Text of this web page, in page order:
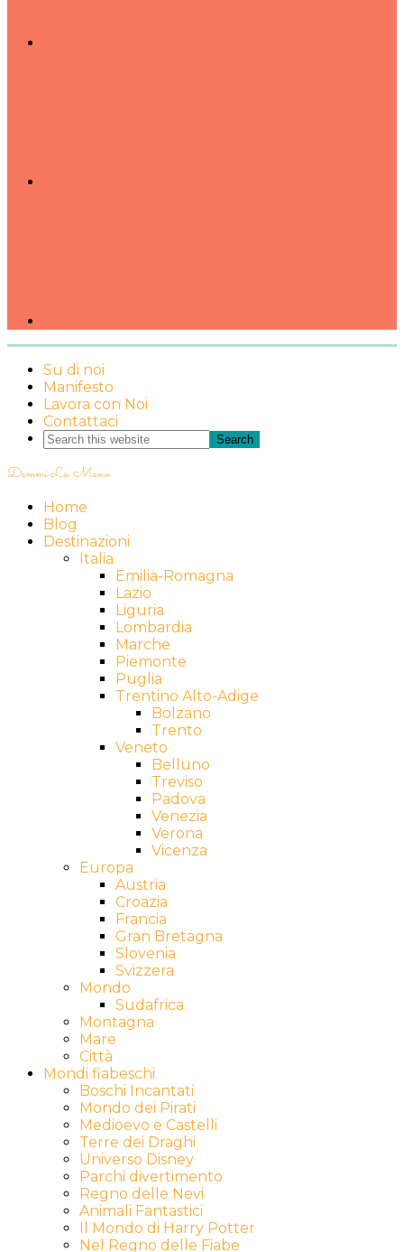
Su di noi
Manifesto
Lavora con Noi
Contattaci
Dammi La Mano
Home
Blog
Destinazioni
Italia
Emilia-Romagna
Lazio
Liguria
Lombardia
Marche
Piemonte
Puglia
Trentino Alto-Adige
Bolzano
Trento
Veneto
Belluno
Treviso
Padova
Venezia
Verona
Vicenza
Europa
Austria
Croazia
Francia
Gran Bretagna
Slovenia
Svizzera
Mondo
Sudafrica
Montagna
Mare
Città
Mondi fiabeschi
Boschi Incantati
Mondo dei Pirati
Medioevo e Castelli
Terre dei Draghi
Universo Disney
Parchi divertimento
Regno delle Nevi
Animali Fantastici
Il Mondo di Harry Potter
Nel Regno delle Fiabe